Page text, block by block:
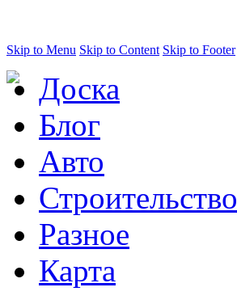
Skip to Menu Skip to Content Skip to Footer
Доска
Блог
Авто
Строительство
Разное
Карта